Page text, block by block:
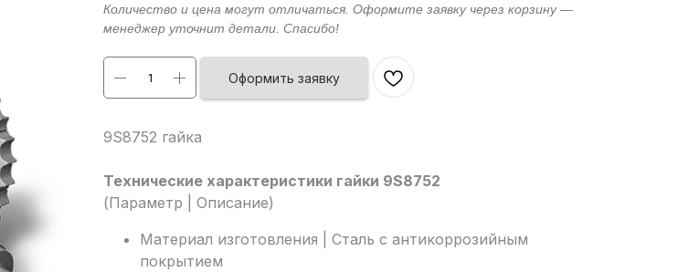
Оформить заявку
9S8752 гайка
Технические характеристики гайки 9S8752
(Параметр | Описание)
Материал изготовления | Сталь с антикоррозийным
покрытием